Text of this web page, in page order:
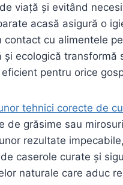
viață și evitând
acasă asigură o
contact cu alimentele
și ecologică
pentru orice
tehnici corecte de
de grăsime sau
rezultate
caserole curate și
naturale care aduc